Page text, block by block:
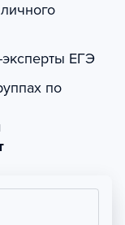
ЕГЭ
по